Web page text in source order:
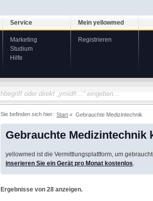
Service
Marketing
Studium
Hilfe
Mein yellowmed
Registrieren
Sie befinden sich hier: Start Gebrauchte Medizintechnik
Gebrauchte Medizintechnik
yellowmed ist die Vermittlungsplattform, um
inserieren Sie ein Gerät pro Monat kostenlos
Ergebnisse von 28 anzeigen.